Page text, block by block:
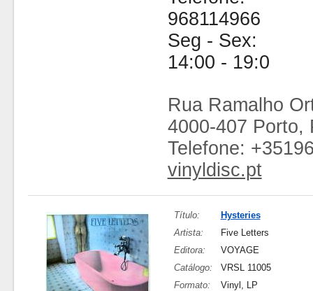
968114966
Seg - Sex:
14:00 - 19:0
Rua Ramalho
4000-407 Porto,
Telefone:
vinyldisc.pt
Título:
Hysteries
Artista:
Five Letters
Editora:
VOYAGE
Catálogo:
VRSL 11005
Formato:
Vinyl, LP